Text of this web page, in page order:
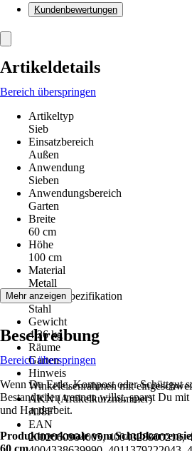
Kundenbewertungen
Artikeldetails
Bereich überspringen
Artikeltyp
Sieb
Einsatzbereich
Außen
Anwendung
Sieben
Anwendungsbereich
Garten
Breite
60 cm
Höhe
100 cm
Material
Metall
Materialspezifikation
Stahl
Gewicht
4,26 kg
Räume
Garten
Hinweis
Winkeleisenrahmen mit
AKN (Artikelkurznummer)
AJ8F
EAN
2002060904005, 4004328800218,
Mehr anzeigen
Beschreibung
Bereich überspringen
Wenn Du Erde, Kompost oder Schüttgut
Bestandteilen trennen willst, sparst Du mit
und Handarbeit.
Produktmerkmale vom
60 cm